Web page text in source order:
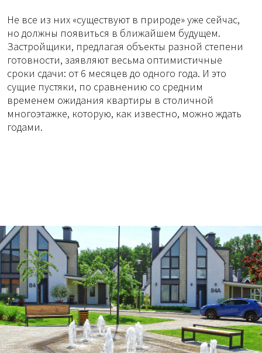
Не все из них «существуют в природе» уже сейчас,
но должны появиться в ближайшем будущем.
Застройщики, предлагая объекты разной степени
готовности, заявляют весьма оптимистичные
сроки сдачи: от 6 месяцев до одного года. И это
сущие пустяки, по сравнению со средним
временем ожидания квартиры в столичной
многоэтажке, которую, как известно, можно ждать
годами.